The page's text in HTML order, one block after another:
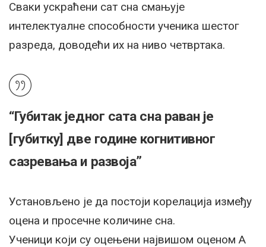
Сваки ускраћени сат сна смањује
интелектуалне способности ученика шестог
разреда, доводећи их на ниво четвртака.
“Губитак једног сата сна раван је
[губитку] две године когнитивног
сазревања и развоја”
Установљено је да постоји корелација између
оцена и просечне количине сна.
Ученици који су оцењени највишом оценом А